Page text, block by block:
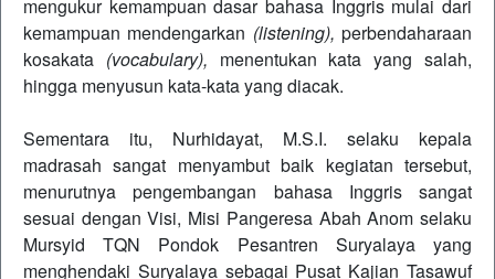
mengukur kemampuan dasar bahasa Inggris mulai dari
kemampuan mendengarkan (listening), perbendaharaan
kosakata (vocabulary), menentukan kata yang salah,
hingga menyusun kata-kata yang diacak.
Sementara itu, Nurhidayat, M.S.I. selaku kepala
madrasah sangat menyambut baik kegiatan tersebut,
menurutnya pengembangan bahasa Inggris sangat
sesuai dengan Visi, Misi Pangeresa Abah Anom selaku
Mursyid TQN Pondok Pesantren Suryalaya yang
menghendaki Suryalaya sebagai Pusat Kajian Tasawuf